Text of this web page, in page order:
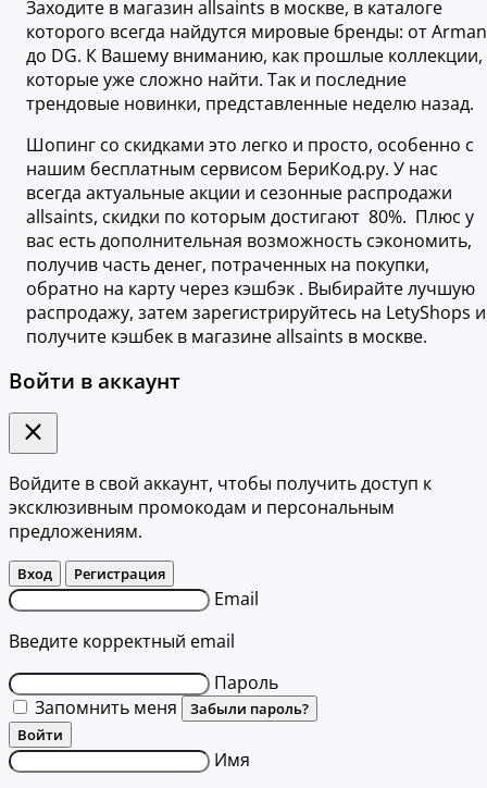
Заходите в магазин allsaints в москве, в каталоге
которого всегда найдутся мировые бренды: от
до DG. К Вашему вниманию, как прошлые коллекции,
которые уже сложно найти. Так и последние
трендовые новинки, представленные неделю назад.
Шопинг со скидками это легко и просто, особенно с
нашим бесплатным сервисом БериКод.ру. У нас
всегда актуальные акции и сезонные распродажи
allsaints, скидки по которым достигают 80%. Плюс у
вас есть дополнительная возможность сэкономить,
получив часть денег, потраченных на покупки,
обратно на карту через кэшбэк . Выбирайте лучшую
распродажу, затем зарегистрируйтесь на LetyShops и
получите кэшбек в магазине allsaints в москве.
Войти в аккаунт
Войдите в свой аккаунт, чтобы получить доступ к
эксклюзивным промокодам и персональным
предложениям.
Вход Регистрация
Email
Введите корректный email
Пароль
Запомнить меня
Забыли пароль?
Войти
Имя